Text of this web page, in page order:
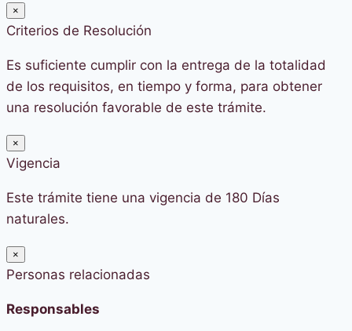
×
Criterios de Resolución
Es suficiente cumplir con la entrega de la totalidad
de los requisitos, en tiempo y forma, para obtener
una resolución favorable de este trámite.
×
Vigencia
Este trámite tiene una vigencia de 180 Días
naturales.
×
Personas relacionadas
Responsables